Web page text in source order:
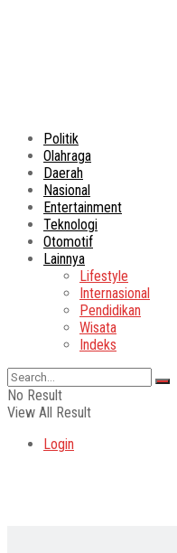
Politik
Olahraga
Daerah
Nasional
Entertainment
Teknologi
Otomotif
Lainnya
Lifestyle
Internasional
Pendidikan
Wisata
Indeks
No Result
View All Result
Login